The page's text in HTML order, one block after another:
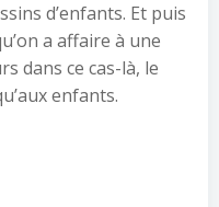
d’enfants. Et puis
a affaire à une
dans ce cas-là, le
enfants.